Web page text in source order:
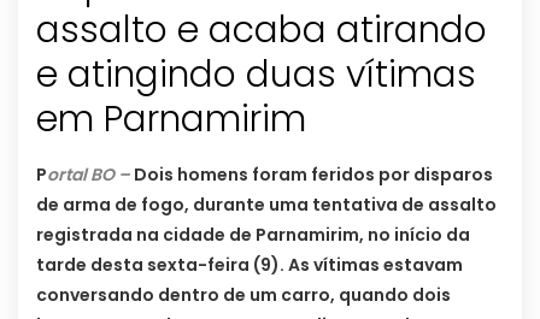
assalto e acaba atirando
e atingindo duas vítimas
em Parnamirim
Portal BO – Dois homens foram feridos por disparos
de arma de fogo, durante uma tentativa de assalto
registrada na cidade de Parnamirim, no início da
tarde desta sexta-feira (9). As vítimas estavam
conversando dentro de um carro, quando dois